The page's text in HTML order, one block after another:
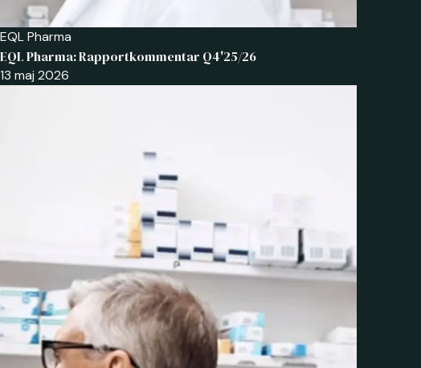
EQL Pharma
EQL Pharma: Rapportkommentar Q4'25/26
13 maj 2026